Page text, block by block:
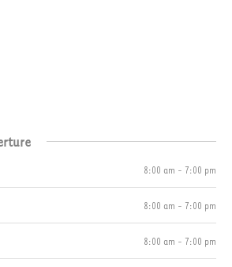
8:00 am - 7:00 pm
8:00 am - 7:00 pm
8:00 am - 7:00 pm